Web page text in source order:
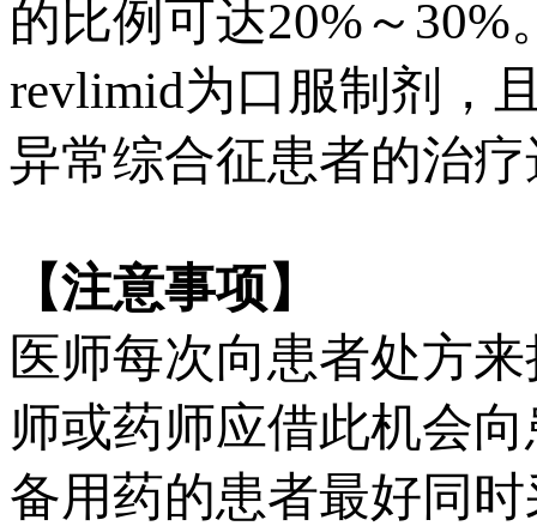
的比例可达20%～30%
revlimid为口服制剂，
异常综合征患者的治
【注意事项】
医师每次向患者处方
师或药师应借此机会
备用药的患者最好同